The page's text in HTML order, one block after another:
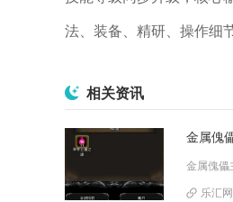
法、装备、精研、操作细
相关资讯
金属傀
乐汇网